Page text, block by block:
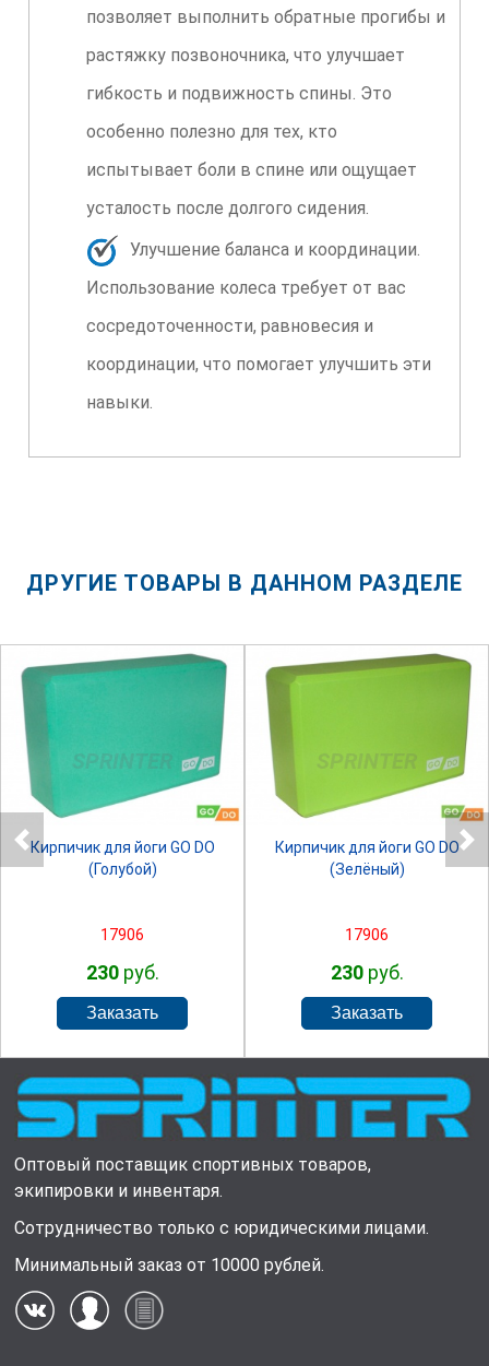
позволяет выполнить обратные прогибы и
растяжку позвоночника, что улучшает
гибкость и подвижность спины. Это
особенно полезно для тех, кто
испытывает боли в спине или ощущает
усталость после долгого сидения.
Улучшение баланса и координации.
Использование колеса требует от вас
сосредоточенности, равновесия и
координации, что помогает улучшить эти
навыки.
ДРУГИЕ ТОВАРЫ В ДАННОМ РАЗДЕЛЕ
SPRINTER
Кирпичик для йоги GO DO
(Голубой)
17906
230руб.
SPRINTER
Кирпичик для йоги GO DO
(Зелёный)
17906
230руб.
Оптовый поставщик спортивных товаров,
экипировки и инвентаря.
Сотрудничество только с юридическими лицами.
Минимальный заказ от 10000 рублей.